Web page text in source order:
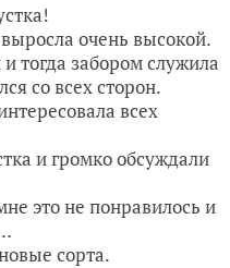
очень высокой.
тогда забором служила
со всех сторон.
всех
и громко обсуждали
это не понравилось и
сорта.